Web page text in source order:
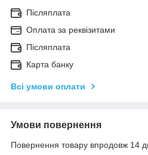
Післяплата
Оплата за реквізитами
Післяплата
Карта банку
Всі умови оплати
Умови повернення
Повернення товару впродовж 14